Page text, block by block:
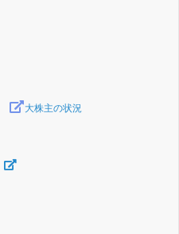
大株主の状況